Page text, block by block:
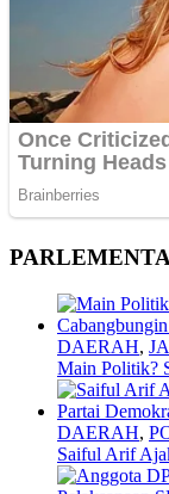
DAERAH,
Main Politik?
DAERAH,
Saiful Arif